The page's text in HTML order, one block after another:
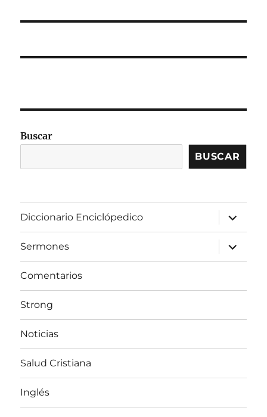
Buscar
BUSCAR
Diccionario Enciclópedico
expandir
el
menú
inferior
Sermones
expandir
el
menú
Comentarios
Strong
Noticias
Salud Cristiana
Inglés